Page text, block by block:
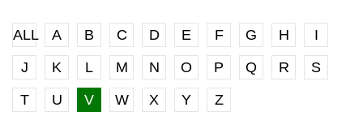
ALL A B C D E F G H
I
J
K L M N O P Q R
S
T
U V W X Y Z